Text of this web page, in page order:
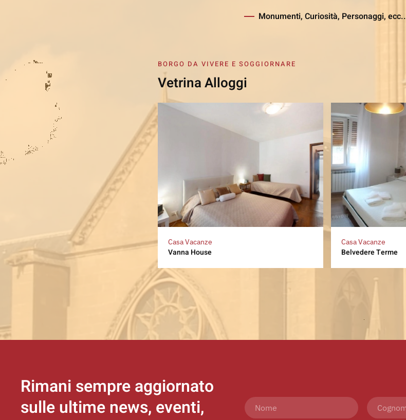
Monumenti, Curiosità, Personaggi, ecc..
BORGO DA VIVERE E SOGGIORNARE
Vetrina Alloggi
Casa Vacanze
Vanna House
Casa Vacanze
Belvedere Terme
Rimani sempre aggiornato
sulle ultime news, eventi,